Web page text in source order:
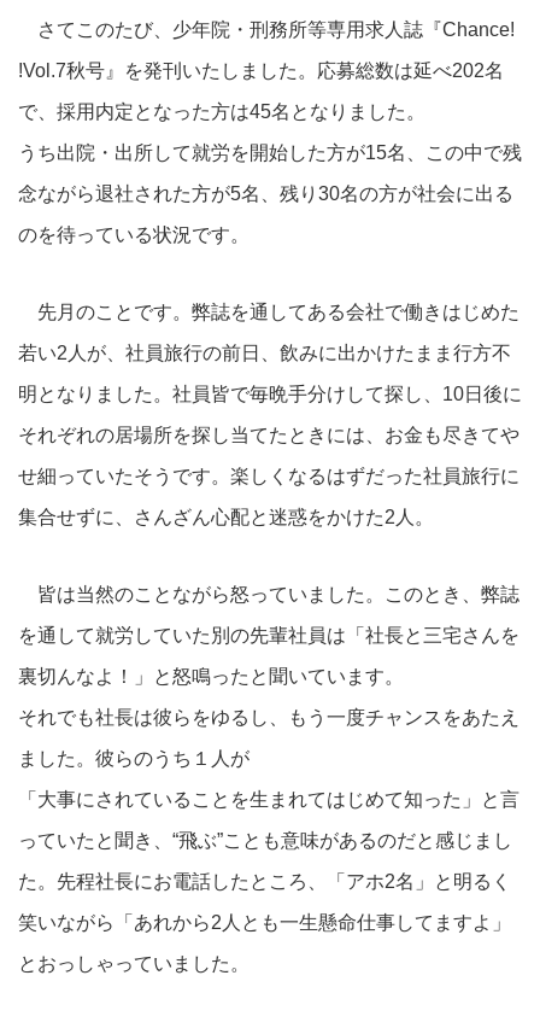
さてこのたび、少年院・刑務所等専用求人誌『Chance!
!Vol.7秋号』を発刊いたしました。応募総数は延べ202名
で、採用内定となった方は45名となりました。
うち出院・出所して就労を開始した方が15名、この中で残
念ながら退社された方が5名、残り30名の方が社会に出る
のを待っている状況です。
先月のことです。弊誌を通してある会社で働きはじめた
若い2人が、社員旅行の前日、飲みに出かけたまま行方不
明となりました。社員皆で毎晩手分けして探し、10日後に
それぞれの居場所を探し当てたときには、お金も尽きてや
せ細っていたそうです。楽しくなるはずだった社員旅行に
集合せずに、さんざん心配と迷惑をかけた2人。
皆は当然のことながら怒っていました。このとき、弊誌
を通して就労していた別の先輩社員は「社長と三宅さんを
裏切んなよ！」と怒鳴ったと聞いています。
それでも社長は彼らをゆるし、もう一度チャンスをあたえ
ました。彼らのうち１人が
「大事にされていることを生まれてはじめて知った」と言
っていたと聞き、“飛ぶ”ことも意味があるのだと感じまし
た。先程社長にお電話したところ、「アホ2名」と明るく
笑いながら「あれから2人とも一生懸命仕事してますよ」
とおっしゃっていました。